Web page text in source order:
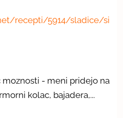
recepti/5914/sladice/si
- meni pridejo na
kolac, bajadera,...